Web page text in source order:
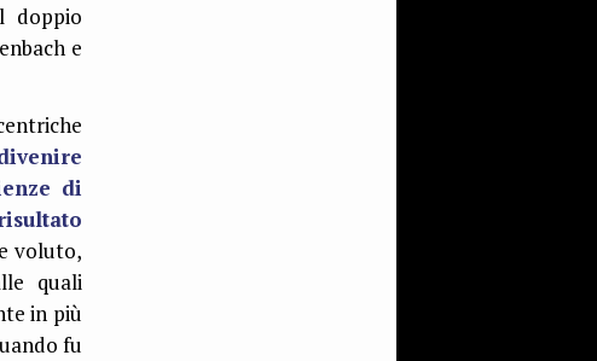
doppio
e
di
voluto,
quali
in più
fu